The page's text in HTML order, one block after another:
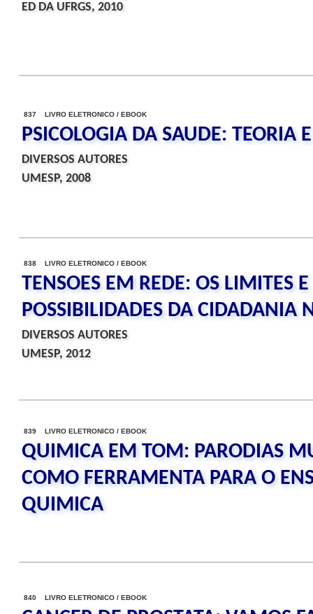
ED DA UFRGS, 2010
837 LIVRO ELETRONICO / EBOOK
PSICOLOGIA DA SAUDE: TEORIA
DIVERSOS AUTORES
UMESP, 2008
838 LIVRO ELETRONICO / EBOOK
TENSOES EM REDE: OS LIMITES E
POSSIBILIDADES DA CIDADANIA
DIVERSOS AUTORES
UMESP, 2012
839 LIVRO ELETRONICO / EBOOK
QUIMICA EM TOM: PARODIAS
COMO FERRAMENTA PARA O
QUIMICA
840 LIVRO ELETRONICO / EBOOK